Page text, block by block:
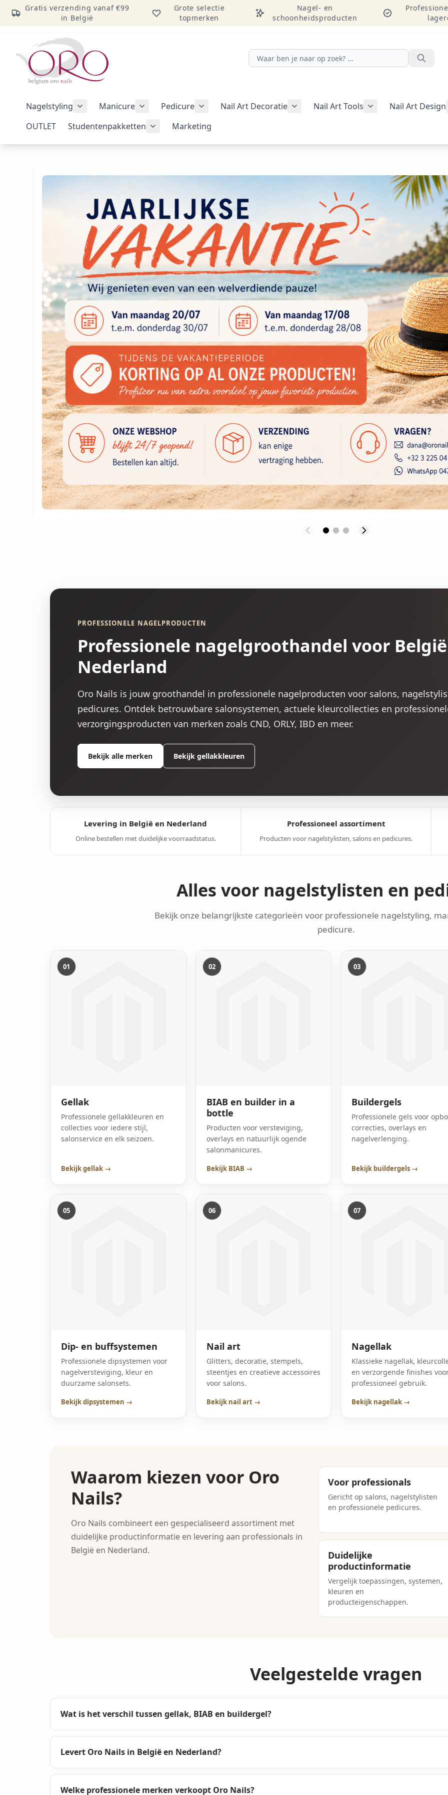
Gratis verzending vanaf €99
in België
Grote selectie
topmerken
Nagel- en
schoonheidsproducten
Ga naar inhoud
Zoeken
Nagelstyling
Manicure
Pedicure
Nail Art Decoratie
Nail Art Tools
Nail Art Design
OUTLET
Studentenpakketten
Marketing
PROFESSIONELE NAGELPRODUCTEN
Professionele nagelgroothandel voor
Nederland
Oro Nails is jouw groothandel in professionele nagelproducten voor salons,
pedicures. Ontdek betrouwbare salonsystemen, actuele kleurcollecties en
verzorgingsproducten van merken zoals CND, ORLY, IBD en meer.
Bekijk alle merken Bekijk gellakkleuren
Levering in België en Nederland
Online bestellen met duidelijke voorraadstatus.
Professioneel assortiment
Producten voor nagelstylisten, salons en pedicures.
Alles voor nagelstylisten en
Bekijk onze belangrijkste categorieën voor professionele nagelstyling,
pedicure.
01
Gellak
Professionele gellakkleuren en
collecties voor iedere stijl,
salonservice en elk seizoen.
Bekijk gellak →
02
BIAB en builder in a
bottle
Producten voor versteviging,
overlays en natuurlijk ogende
salonmanicures.
Bekijk BIAB →
03
Buildergels
Professionele gels voor
correcties, overlays en
nagelverlenging.
Bekijk buildergels →
05
Dip- en buffsystemen
Professionele dipsystemen voor
nagelversteviging, kleur en
duurzame salonsets.
Bekijk dipsystemen →
06
Nail art
Glitters, decoratie, stempels,
steentjes en creatieve accessoires
voor salons.
Bekijk nail art →
07
Nagellak
Klassieke nagellak,
en verzorgende finishes
professioneel gebruik.
Bekijk nagellak →
Waarom kiezen voor Oro
Nails?
Oro Nails combineert een gespecialiseerd assortiment met
duidelijke productinformatie en levering aan professionals in
België en Nederland.
Voor professionals
Gericht op salons, nagelstylisten
en professionele pedicures.
Duidelijke
productinformatie
Vergelijk toepassingen, systemen,
kleuren en
producteigenschappen.
Veelgestelde vragen
Wat is het verschil tussen gellak, BIAB en buildergel?
Levert Oro Nails in België en Nederland?
Welke professionele merken verkoopt Oro Nails?